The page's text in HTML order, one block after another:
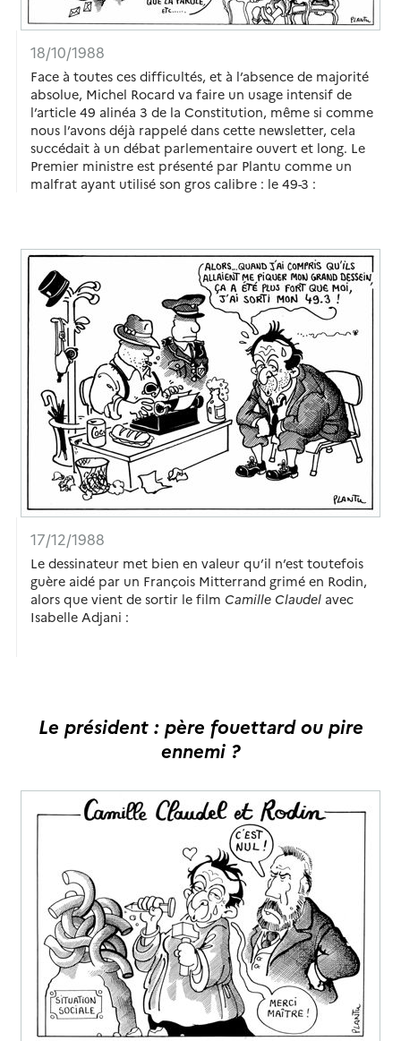
18/10/1988
Face à toutes ces difficultés, et à l’absence de majorité
absolue, Michel Rocard va faire un usage intensif de
l’article 49 alinéa 3 de la Constitution, même si comme
nous l’avons déjà rappelé dans cette newsletter, cela
succédait à un débat parlementaire ouvert et long. Le
Premier ministre est présenté par Plantu comme un
malfrat ayant utilisé son gros calibre : le 49-3 :
17/12/1988
Le dessinateur met bien en valeur qu’il n’est toutefois
guère aidé par un François Mitterrand grimé en Rodin,
alors que vient de sortir le film Camille Claudelavec
Isabelle Adjani :
Le président : père fouettard ou pire
ennemi ?